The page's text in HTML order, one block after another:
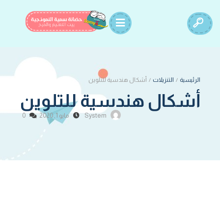
الرئيسية / التنزيلات / أشكال هندسية للتلوين
أشكال هندسية للتلوين
System مايو 1, 2020 0